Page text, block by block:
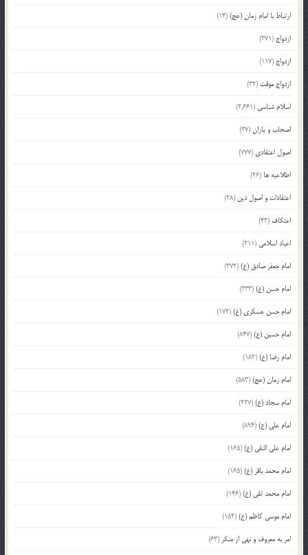
ارتباط با امام زمان (عج)(14)
ازدواج (371)
ازدواج (117)
ازدواج موقت (32)
اسلام شناسی (2,661)
اصحاب و یاران(37)
اصول اعتقادی (777)
اطلاعیه ها (26)
اعتقادات و اصول دین (28)
اعتکاف (43)
اعیاد اسلامی (211)
امام جعفر صادق (ع)(372)
امام حسن (ع)(233)
امام حسن عسکری (ع)(172)
امام حسین (ع)(847)
امام رضا (ع)(182)
امام زمان (عج)(583)
امام سجاد (ع)(227)
امام علی (ع)(894)
امام علی النقی (ع)(165)
امام محمد باقر (ع)(165)
امام محمد تقی (ع)(146)
امام موسی کاظم (ع)(152)
امر به معروف و نهی از منکر (63)